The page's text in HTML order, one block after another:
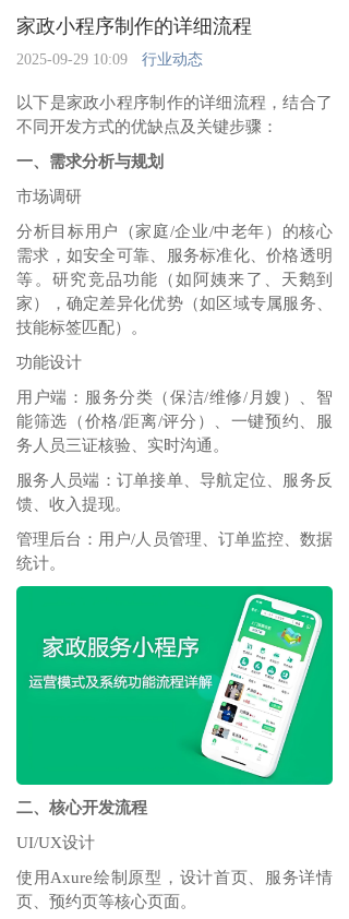
家政小程序制作的详细流程
2025-09-29 10:09 行业动态
以下是家政小程序制作的详细流程，结合了
不同开发方式的优缺点及关键步骤：
一、需求分析与规划
市场调研‌
分析目标用户（家庭/企业/中老年）的核心
需求，如安全可靠、服务标准化、价格透明
等‌。研究竞品功能（如阿姨来了、天鹅到
家），确定差异化优势（如区域专属服务、
技能标签匹配）‌。
功能设计‌
用户端‌：服务分类（保洁/维修/月嫂）、智
能筛选（价格/距离/评分）、一键预约、服
务人员三证核验、实时沟通‌。
服务人员端‌：订单接单、导航定位、服务反
馈、收入提现‌。
管理后台‌：用户/人员管理、订单监控、数据
统计‌。
二、核心开发流程
UI/UX设计‌
使用Axure绘制原型，设计首页、服务详情
页、预约页等核心页面‌。